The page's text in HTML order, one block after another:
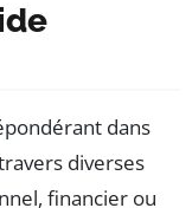
dans
diverses
financier ou